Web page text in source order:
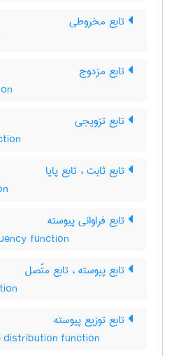
تابع مخروطی
تابع مزدوج
تابع تزویجی
تابع ثابت ، تابع پایا
تابع فراوانی پیوسته
function
تابع پیوسته ، تابع متّصل
تابع توزیع پیوسته
function